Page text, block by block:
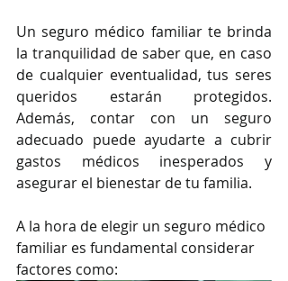
Un seguro médico familiar te brinda
la tranquilidad de saber que, en caso
de cualquier eventualidad, tus seres
queridos estarán protegidos.
Además, contar con un seguro
adecuado puede ayudarte a cubrir
gastos médicos inesperados y
asegurar el bienestar de tu familia.
A la hora de elegir un seguro médico
familiar es fundamental considerar
factores como: